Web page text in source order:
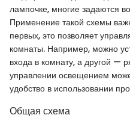
лампочке, многие задаются
Применение такой схемы
первых, это позволяет
комнаты. Например, можно
входа в комнату, а другой —
управлении освещением
удобство в использовании
Общая схема